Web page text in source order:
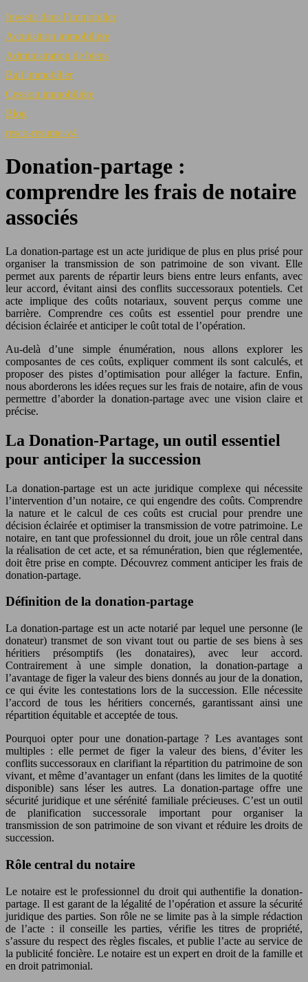
Investir dans l’immobilier
Acquisition immobilière
Administration de biens
Bail immobilier
Cession immobilière
Blog
resco-resume-v4
Donation-partage :
comprendre les frais de notaire
associés
La donation-partage est un acte juridique de plus en plus prisé pour
organiser la transmission de son patrimoine de son vivant. Elle
permet aux parents de répartir leurs biens entre leurs enfants, avec
leur accord, évitant ainsi des conflits successoraux potentiels. Cet
acte implique des coûts notariaux, souvent perçus comme une
barrière. Comprendre ces coûts est essentiel pour prendre une
décision éclairée et anticiper le coût total de l’opération.
Au-delà d’une simple énumération, nous allons explorer les
composantes de ces coûts, expliquer comment ils sont calculés, et
proposer des pistes d’optimisation pour alléger la facture. Enfin,
nous aborderons les idées reçues sur les frais de notaire, afin de vous
permettre d’aborder la donation-partage avec une vision claire et
précise.
La Donation-Partage, un outil essentiel
pour anticiper la succession
La donation-partage est un acte juridique complexe qui nécessite
l’intervention d’un notaire, ce qui engendre des coûts. Comprendre
la nature et le calcul de ces coûts est crucial pour prendre une
décision éclairée et optimiser la transmission de votre patrimoine. Le
notaire, en tant que professionnel du droit, joue un rôle central dans
la réalisation de cet acte, et sa rémunération, bien que réglementée,
doit être prise en compte. Découvrez comment anticiper les frais de
donation-partage.
Définition de la donation-partage
La donation-partage est un acte notarié par lequel une personne (le
donateur) transmet de son vivant tout ou partie de ses biens à ses
héritiers présomptifs (les donataires), avec leur accord.
Contrairement à une simple donation, la donation-partage a
l’avantage de figer la valeur des biens donnés au jour de la donation,
ce qui évite les contestations lors de la succession. Elle nécessite
l’accord de tous les héritiers concernés, garantissant ainsi une
répartition équitable et acceptée de tous.
Pourquoi opter pour une donation-partage ? Les avantages sont
multiples : elle permet de figer la valeur des biens, d’éviter les
conflits successoraux en clarifiant la répartition du patrimoine de son
vivant, et même d’avantager un enfant (dans les limites de la quotité
disponible) sans léser les autres. La donation-partage offre une
sécurité juridique et une sérénité familiale précieuses. C’est un outil
de planification successorale important pour organiser la
transmission de son patrimoine de son vivant et réduire les droits de
succession.
Rôle central du notaire
Le notaire est le professionnel du droit qui authentifie la donation-
partage. Il est garant de la légalité de l’opération et assure la sécurité
juridique des parties. Son rôle ne se limite pas à la simple rédaction
de l’acte : il conseille les parties, vérifie les titres de propriété,
s’assure du respect des règles fiscales, et publie l’acte au service de
la publicité foncière. Le notaire est un expert en droit de la famille et
en droit patrimonial.